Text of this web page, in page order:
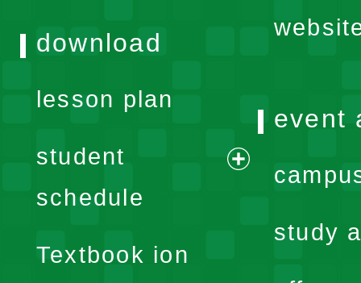
download
lesson plan
student
schedule
expand
menu
Textbook ion
event
study